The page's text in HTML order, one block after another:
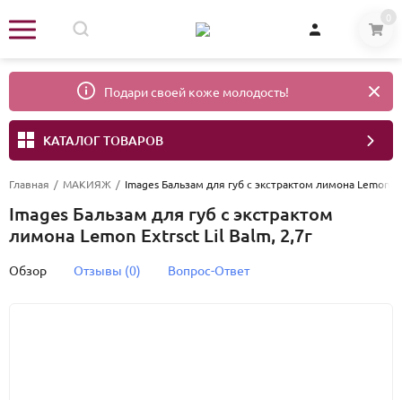
0
Подари своей коже молодость!
КАТАЛОГ ТОВАРОВ
Главная / МАКИЯЖ / Images Бальзам для губ с экстрактом лимона Lemon
Images Бальзам для губ с экстрактом
лимона Lemon Extrsct Lil Balm, 2,7г
Обзор Отзывы (0) Вопрос-Ответ